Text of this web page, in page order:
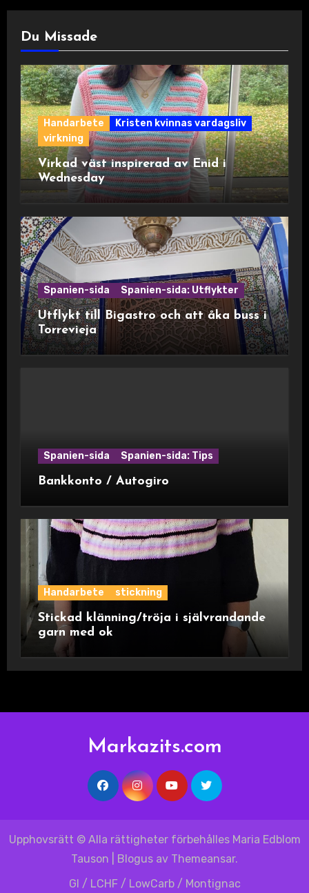
Du Missade
Handarbete
Kristen kvinnas vardagsliv
virkning
Virkad väst inspirerad av Enid i
Wednesday
Spanien-sida Spanien-sida: Utflykter
Utflykt till Bigastro och att åka buss i
Torrevieja
Spanien-sida Spanien-sida: Tips
Bankkonto / Autogiro
Handarbete stickning
Stickad klänning/tröja i självrandande
garn med ok
Markazits.com
Upphovsrätt © Alla rättigheter förbehålles Maria Edblom
Tauson
Blogus av Themeansar.
GI / LCHF / LowCarb / Montignac